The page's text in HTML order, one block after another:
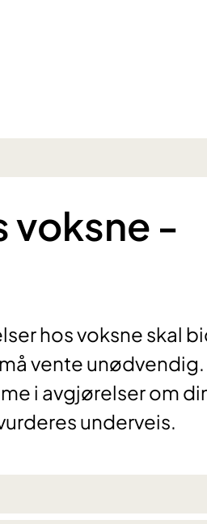
voksne -
hos voksne skal
vente
i avgjørelser om
underveis.